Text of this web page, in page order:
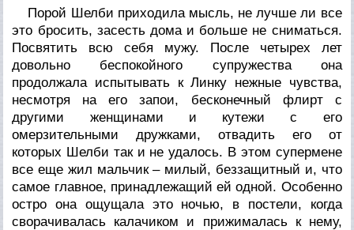
Порой Шелби приходила мысль, не лучше ли все
это бросить, засесть дома и больше не сниматься.
Посвятить всю себя мужу. После четырех лет
довольно беспокойного супружества она
продолжала испытывать к Линку нежные чувства,
несмотря на его запои, бесконечный флирт с
другими женщинами и кутежи с его
омерзительными дружками, отвадить его от
которых Шелби так и не удалось. В этом супермене
все еще жил мальчик – милый, беззащитный и, что
самое главное, принадлежащий ей одной. Особенно
остро она ощущала это ночью, в постели, когда
сворачивалась калачиком и прижималась к нему,